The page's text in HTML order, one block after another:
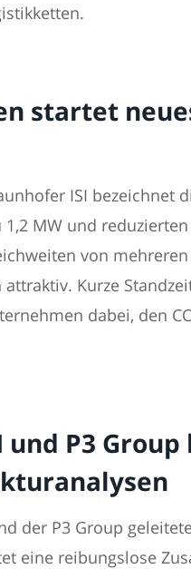
startet
ISI bezeichnet
MW und
von
Kurze
dabei, den
und P3
der P3 Group
eine reibungslose